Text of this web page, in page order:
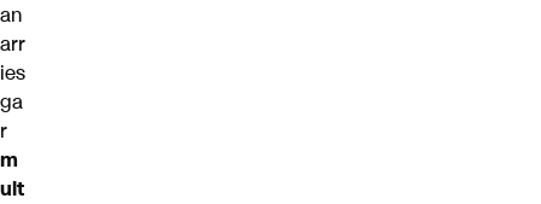
an
arr
ies
ga
r
m
ult